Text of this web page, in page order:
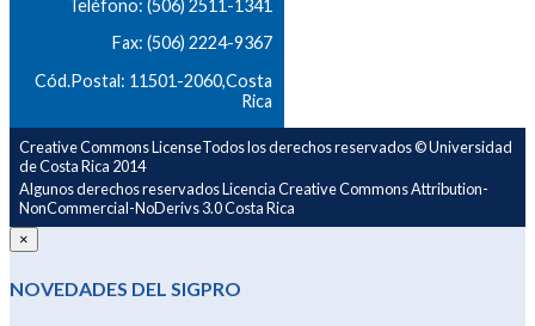
Teléfono: (506) 2511-1341
Fax: (506) 2224-9367
Cód.Postal: 11501-2060,Costa
Rica
Creative Commons LicenseTodos los derechos reservados © Universidad
de Costa Rica 2014
Algunos derechos reservados Licencia Creative Commons Attribution-
NonCommercial-NoDerivs 3.0 Costa Rica
×
NOVEDADES DEL SIGPRO